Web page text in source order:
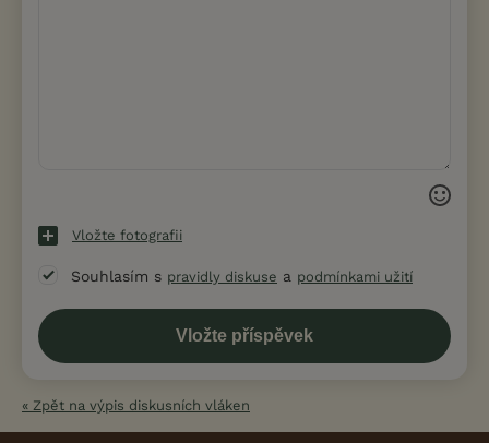
Vložte fotografii
Souhlasím s pravidly diskuse a podmínkami užití
« Zpět na výpis diskusních vláken